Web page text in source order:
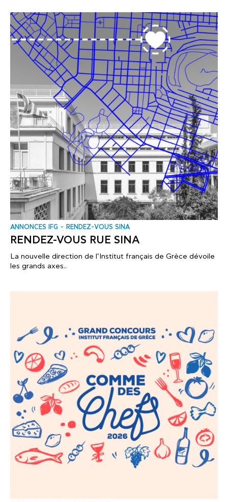
ANNONCES IFG RENDEZ-VOUS SINA
RENDEZ-VOUS RUE SINA
La nouvelle direction de l’Institut français de Grèce dévoile
les grands axes..